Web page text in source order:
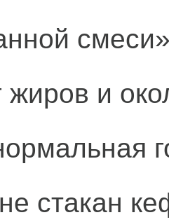
жиров и
стакан